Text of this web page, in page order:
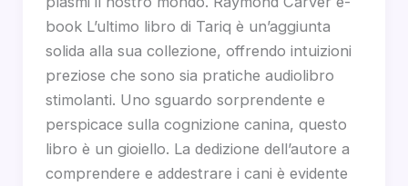
book L’ultimo libro di Tariq è un’aggiunta
solida alla sua collezione, offrendo intuizioni
preziose che sono sia pratiche audiolibro
stimolanti. Uno sguardo sorprendente e
perspicace sulla cognizione canina, questo
libro è un gioiello. La dedizione dell’autore a
comprendere e addestrare i cani è evidente